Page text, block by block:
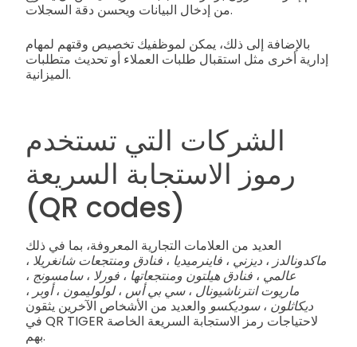
من إدخال البيانات ويحسن دقة السجلات.
بالإضافة إلى ذلك، يمكن لموظفيك تخصيص وقتهم لمهام
إدارية أخرى مثل استقبال طلبات العملاء أو تحديث متطلبات
الميزانية.
الشركات التي تستخدم
رموز الاستجابة السريعة
(QR codes)
العديد من العلامات التجارية المعروفة، بما في ذلك
ماكدونالدز ، ديزني ، فاينرميديا ، فنادق ومنتجعات شانغريلا ،
عالمي ، فنادق هيلتون ومنتجعاتها ، فورلا ،سامسونج ،
ماريوت انترناشيونال ،سي بي أس ،لولوليمون ،أوبر ،
ديكاثلون ،سوديكسو والعديد من الأشخاص الآخرين يثقون
في QR TIGER لاحتياجات رمز الاستجابة السريعة الخاصة
بهم.